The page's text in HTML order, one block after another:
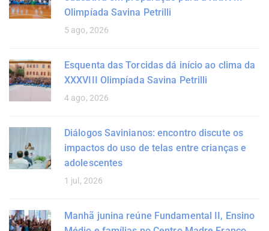
Olimpíada Savina Petrilli
5 ago, 2026
Esquenta das Torcidas dá início ao clima da
XXXVIII Olimpíada Savina Petrilli
4 ago, 2026
Diálogos Savinianos: encontro discute os
impactos do uso de telas entre crianças e
adolescentes
1 jul, 2026
Manhã junina reúne Fundamental II, Ensino